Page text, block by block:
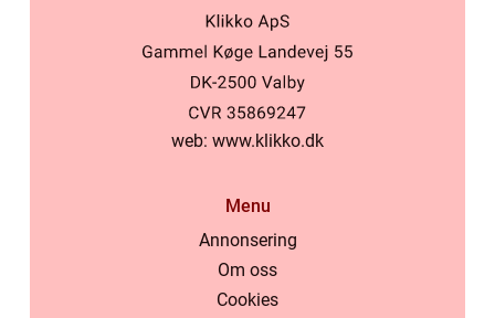
web: www.klikko.dk
Menu
Annonsering
Om oss
Cookies